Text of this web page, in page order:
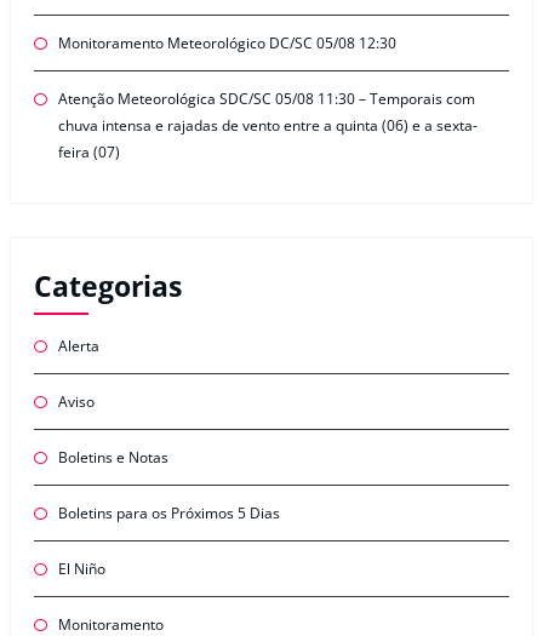
Monitoramento Meteorológico DC/SC 05/08 12:30
Atenção Meteorológica SDC/SC 05/08 11:30 – Temporais com
chuva intensa e rajadas de vento entre a quinta (06) e a sexta-
feira (07)
Categorias
Alerta
Aviso
Boletins e Notas
Boletins para os Próximos 5 Dias
El Niño
Monitoramento